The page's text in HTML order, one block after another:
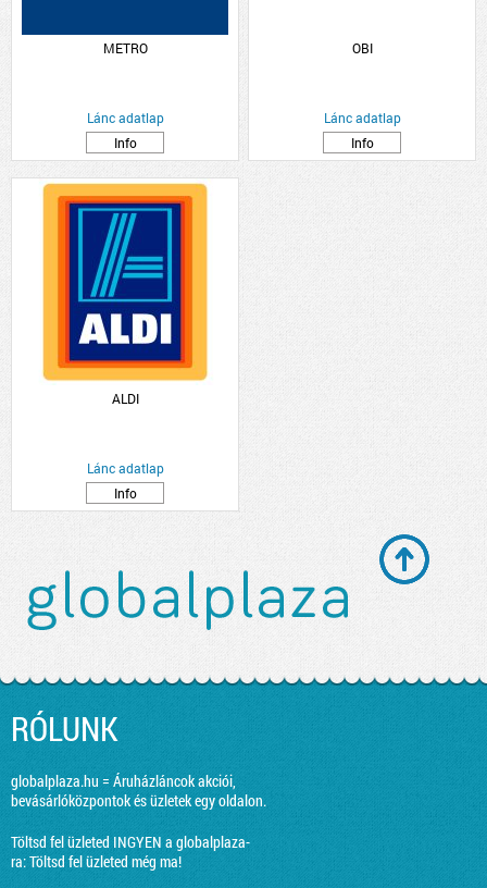
METRO
Lánc adatlap
Info
OBI
Lánc adatlap
Info
ALDI
Lánc adatlap
Info
RÓLUNK
globalplaza.hu = Áruházláncok akciói,
bevásárlóközpontok és üzletek egy oldalon.
Töltsd fel üzleted INGYEN a globalplaza-
ra:Töltsd fel üzleted még ma!